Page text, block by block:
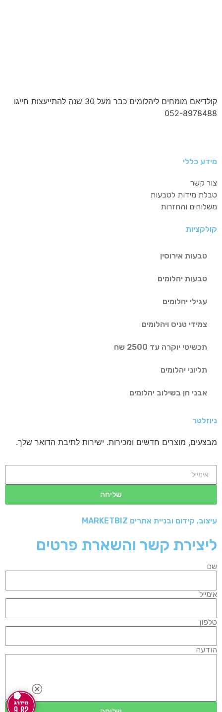
קולדיאם מומחים ליהלומים כבר מעל 30 שנה להתייעצות חייגו
052-8978488
מידע כללי
צור קשר
טבלת מידות לטבעות
משלוחים והחזרות
קולקציות
טבעות אירוסין
טבעות יהלומים
עגילי יהלומים
צמידי טניס ויהלומים
תכשיטי יוקרה עד 2500 שח
תליוני יהלומים
אבני חן בשילוב יהלומים
ניוזלטר
מבצעים, מוצרים חדשים ומכירות. ישירות לתיבת הדואר שלך.
שליחה
עיצוב, קידום ובניית אתרים MARKETBIZ
ליצירת קשר והשארת פרטים
שם
אימייל
טלפון
הודעה